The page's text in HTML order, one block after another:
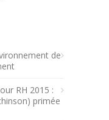
de
RH 2015 :
primée